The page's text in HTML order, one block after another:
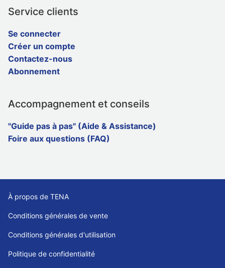
Service clients
Se connecter
Créer un compte
Contactez-nous
Abonnement
Accompagnement et conseils
"Guide pas à pas" (Aide & Assistance)
Foire aux questions (FAQ)
À propos de TENA
Conditions générales de vente
Conditions générales d'utilisation
Politique de confidentialité